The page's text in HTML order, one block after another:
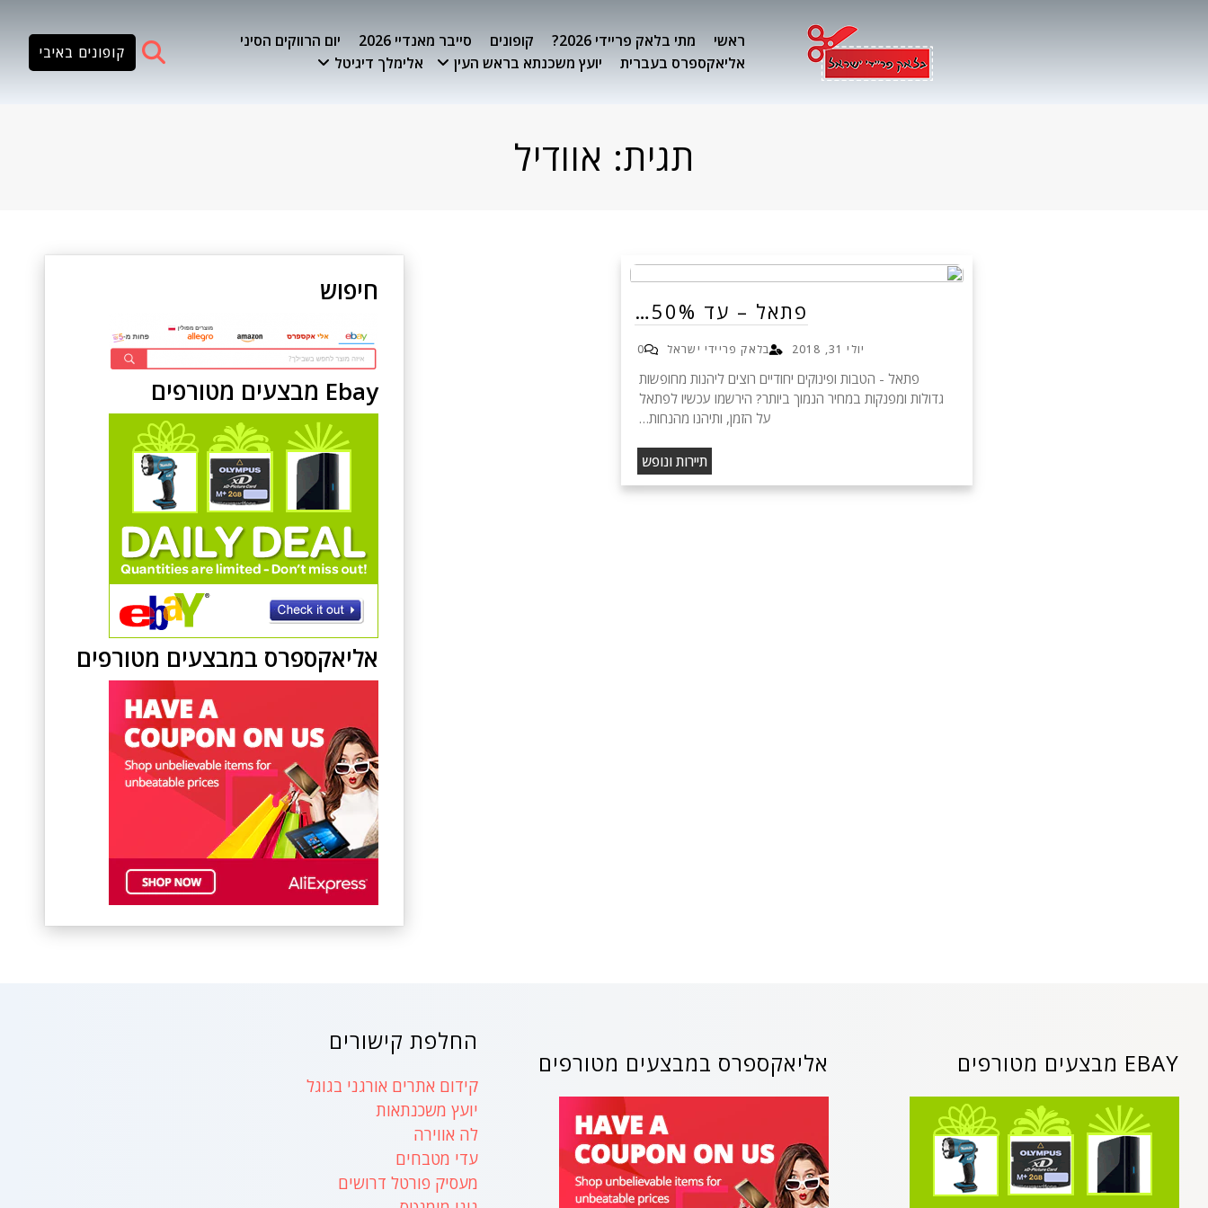
ראשי מתי בלאק פריידי 2026? קופונים סייבר מאנדיי 2026
יום הרווקים הסיני
אליאקספרס בעברית
יועץ משכנתא בראש העין אלימלך דיגיטל
קופונים באיבי
תגית: אוודיל
פתאל – עד 50%…
יולי 31, 2018 בלאק פריידי ישראל 0
פתאל - הטבות ופינוקים יחודיים רוצים ליהנות מחופשות
גדולות ומפנקות במחיר הנמוך ביותר? הירשמו עכשיו לפתאל
על הזמן, ותיהנו מהנחות…
תיירות ונופש
חיפוש
Ebay מבצעים מטורפים
אליאקספרס במבצעים מטורפים
החלפת קישורים
קידום אתרים אורגני בגוגל
יועץ משכנתאות
לה אווירה
עדי מטבחים
מעסיק פורטל דרושים
אליאקספרס במבצעים מטורפים EBAY מבצעים מטורפים